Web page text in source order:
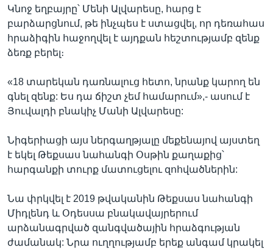
Կնոջ եղբայրը՝ Մենի Ալվարեսը, հարց է
բարձարցնում, թե ինչպես է ստացվել, որ դեռահաս
հրաձիգին հաջողվել է այդքան հեշտությամբ զենք
ձեռք բերել։
«18 տարեկան դառնալուց հետո, նրանք կարող են
գնել զենք: Ես դա ճիշտ չեմ համարում»,- ասում է
Յուվալդի բնակիչ Մանի Ալվարեսը:
Նիգերիացի այս ներգաղթյալը մեքենայով այստեղ
է եկել Թեքսաս նահանգի Օսթին քաղաքից՝
հարգանքի տուրք մատուցելու զոհվածներին:
Նա փրկվել է 2019 թվականին Թեքսաս նահանգի
Միդլենդ և Օդեսսա բնակավայրերում
արձանագրված զանգվածային հրաձգության
ժամանակ: Նրա ուղղությամբ երեք անգամ կրակել